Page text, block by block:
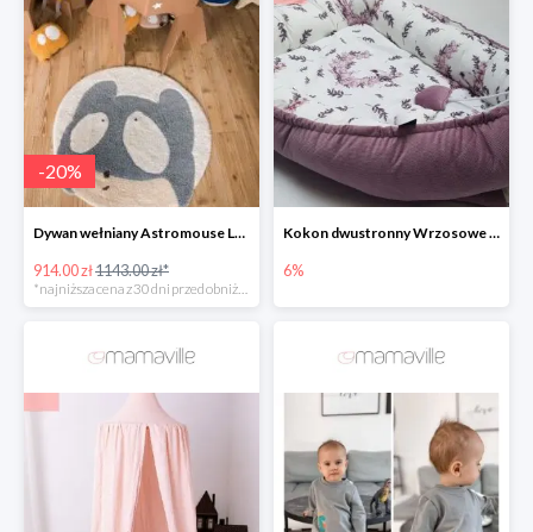
-20%
Dywan wełniany Astromouse Lorena Canals -20%
914.00 zł1143.00 zł*
*najniższa cena z 30 dni przed obniżką
Kokon dwustronny Wrzosowe Ptaszki
6%